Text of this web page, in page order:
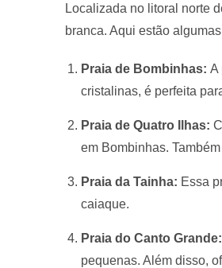
Localizada no litoral norte
branca. Aqui estão
Praia de Bombinhas: A
cristalinas, é perfeita
Praia de Quatro Ilhas:
em Bombinhas.
Praia da Tainha: Essa
caiaque.
Praia do Canto Grande:
pequenas. Além disso,